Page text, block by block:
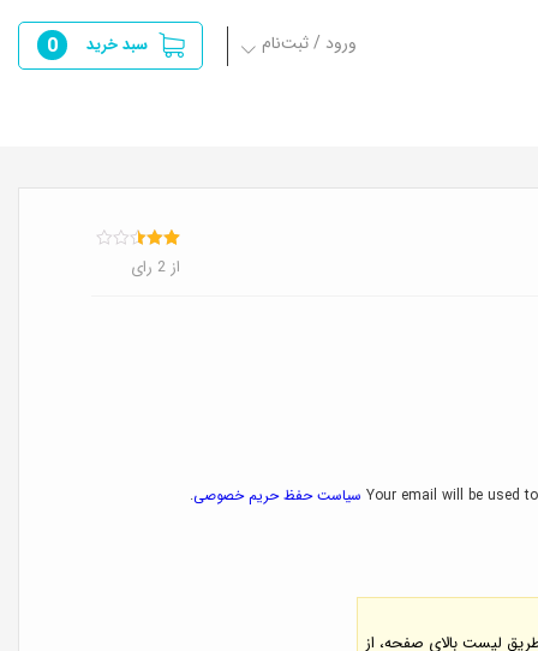
سبد خرید 0 ورود / ثبت‌نام
امتیازدهی
2.50
2
از 2 رای
Your email will be used سیاست حفظ حریم خصوصی.
لیست بالای صفحه، از